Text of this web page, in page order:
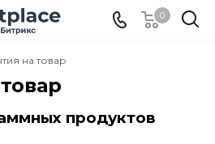
0
на товар
продуктов